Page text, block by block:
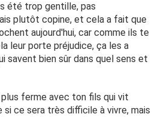
part sa copine qui veux vivre du
prêt d'elle il ne peux plus rien
copains plus de sport. Dort toute
Il es devenu agressif envers
quil va être papa et me
moi qui vie chez sais parents
d'un logement.
été trop gentille, pas
plutôt copine, et cela a fait que
aujourd'hui, car comme ils te
leur porte préjudice, ça les a
savent bien sûr dans quel sens et
ferme avec ton fils qui vit
ce sera très difficile à vivre, mais